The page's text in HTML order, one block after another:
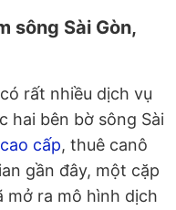
sông Sài Gòn,
rất nhiều dịch vụ
hai bên bờ sông Sài
cấp, thuê canô
gần đây, một cặp
mở ra mô hình dịch